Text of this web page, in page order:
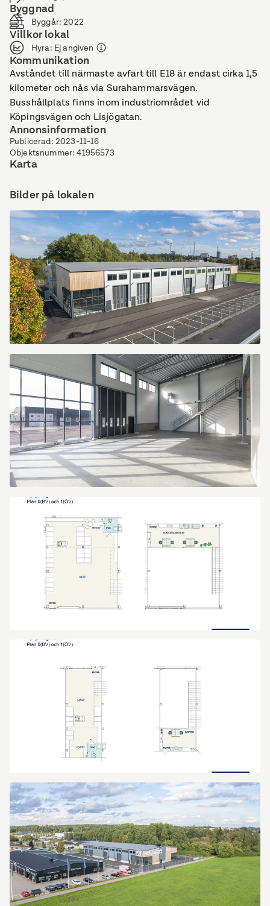
Byggnad
Byggår:2022
Villkor lokal
Hyra: Ej angiven
Kommunikation
Avståndet till närmaste avfart till E18 är endast cirka 1,5
kilometer och nås via Surahammarsvägen.
Busshållplats finns inom industriområdet vid
Köpingsvägen och Lisjögatan.
Annonsinformation
Publicerad: 2023-11-16
Objektsnummer:41956573
Karta
Bilder på lokalen
DJI_0024
LC7A7206
Hjulsmeden
Hjulsmeden
1
vakans-
LOKAL
2